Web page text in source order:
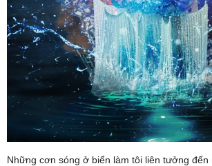
Những cơn sóng ở biển làm tôi liên tưởng đến